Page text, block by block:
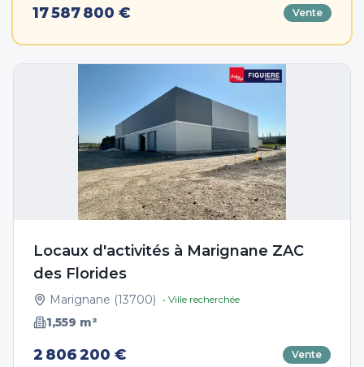
17 587 800 € Vente
Locaux d'activités à Marignane ZAC
des Florides
Marignane (13700) • Ville recherchée
1,559 m²
2 806 200 € Vente